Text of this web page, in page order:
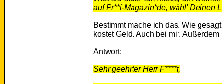
auf Pr**i-Magazin*de, wähl' Deinen
Bestimmt mache ich das. Wie
kostet Geld. Auch bei mir.
Antwort:
Sehr geehrter Herr F****t,